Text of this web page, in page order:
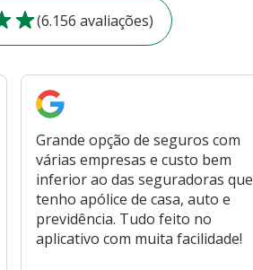
(6.156 avaliações)
Grande opção de seguros com
várias empresas e custo bem
inferior ao das seguradoras que
tenho apólice de casa, auto e
previdência. Tudo feito no
aplicativo com muita facilidade!